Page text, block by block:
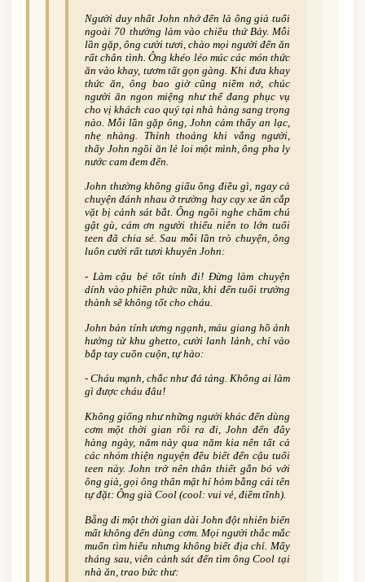
Người duy nhất John nhớ đến là ông già tuổi
ngoài 70 thường làm vào chiều thứ Bảy. Mỗi
lần gặp, ông cười tươi, chào mọi người đến ăn
rất chân tình. Ông khéo léo múc các món thức
ăn vào khay, tươm tất gọn gàng. Khi đưa khay
thức ăn, ông bao giờ cũng niềm nở, chúc
người ăn ngon miệng như thể đang phục vụ
cho vị khách cao quý tại nhà hàng sang trọng
nào. Mỗi lần gặp ông, John cảm thấy an lạc,
nhẹ nhàng. Thỉnh thoảng khi vắng người,
thấy John ngồi ăn lẻ loi một mình, ông pha ly
nước cam đem đến.
John thường không giấu ông điều gì, ngay cả
chuyện đánh nhau ở trường hay cạy xe ăn cắp
vặt bị cảnh sát bắt. Ông ngồi nghe chăm chú
gật gù, cám ơn người thiếu niên to lớn tuổi
teen đã chia sẻ. Sau mỗi lần trò chuyện, ông
luôn cười rất tươi khuyên John:
-­ Làm cậu bé tốt tính đi! Đừng làm chuyện
dính vào phiền phức nữa, khi đến tuổi trưởng
thành sẽ không tốt cho cháu.
John bản tính ương ngạnh, máu giang hồ ảnh
hưởng từ khu ghetto, cười lanh lảnh, chỉ vào
bắp tay cuồn cuộn, tự hào:
-­ Cháu mạnh, chắc như đá tảng. Không ai làm
gì được cháu đâu!
Không giống như những người khác đến dùng
cơm một thời gian rồi ra đi, John đến đây
hàng ngày, năm này qua năm kia nên tất cả
các nhóm thiện nguyện đều biết đến cậu tuổi
teen này. John trở nên thân thiết gắn bó với
ông già, gọi ông thân mật hí hỏm bằng cái tên
tự đặt: Ông già Cool (cool: vui vẻ, điềm tĩnh).
Bẵng đi một thời gian dài John đột nhiên biến
mất không đến dùng cơm. Mọi người thắc mắc
muốn tìm hiểu nhưng không biết địa chỉ. Mấy
tháng sau, viên cảnh sát đến tìm ông Cool tại
nhà ăn, trao bức thư: